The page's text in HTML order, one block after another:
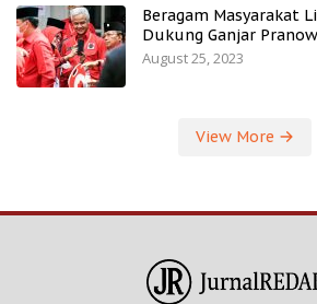
Beragam Masyarakat
Dukung Ganjar
August 25, 2023
View More